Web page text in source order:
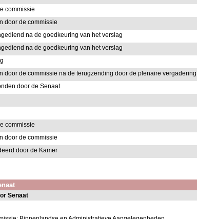
commissie
door de commissie
na de goedkeuring van het verslag
na de goedkeuring van het verslag
door de commissie na de terugzending door de plenaire vergadering
door de Senaat
commissie
door de commissie
door de Kamer
Senaat